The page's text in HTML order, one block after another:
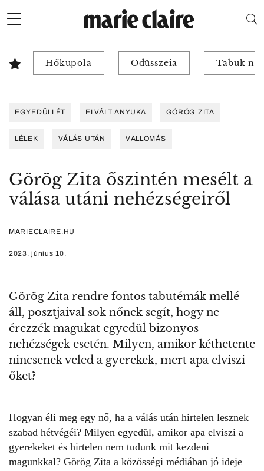
Hőkupola Odüsszeia Tabuk
EGYEDÜLLÉT ELVÁLT ANYUKA GÖRÖG ZITA
LÉLEK VÁLÁS UTÁN VALLOMÁS
Görög Zita őszintén mesélt a
válása utáni nehézségeiről
MARIECLAIRE.HU
2023. június 10.
Görög Zita rendre fontos tabutémák mellé
áll, posztjaival sok nőnek segít, hogy ne
érezzék magukat egyedül bizonyos
nehézségek esetén. Milyen, amikor kéthetente
nincsenek veled a gyerekek, mert apa elviszi
őket?
Hogyan éli meg egy nő, ha a válás után hirtelen lesznek
szabad hétvégéi? Milyen egyedül, amikor apa elviszi a
gyerekeket és hirtelen nem tudunk mit kezdeni
magunkkal? Görög Zita a közösségi médiában jó ideje